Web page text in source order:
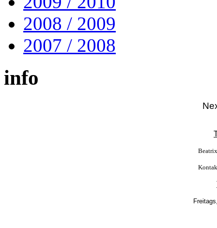
2008 / 2009
2007 / 2008
info